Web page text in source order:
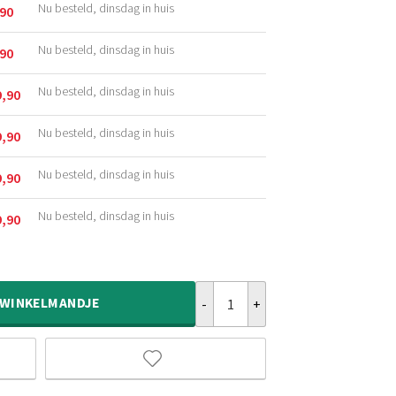
Nu besteld, dinsdag in huis
Nu besteld, dinsdag in huis
Nu besteld, dinsdag in huis
Nu besteld, dinsdag in huis
Nu besteld, dinsdag in huis
Nu besteld, dinsdag in huis
WINKELMANDJE